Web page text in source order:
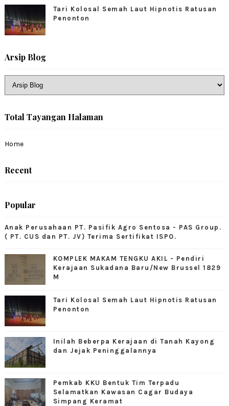
Tari Kolosal Semah Laut Hipnotis Ratusan
Penonton
Arsip Blog
Total Tayangan Halaman
Home
Recent
Popular
Anak Perusahaan PT. Pasifik Agro Sentosa - PAS Group.
( PT. CUS dan PT. JV) Terima Sertifikat ISPO.
KOMPLEK MAKAM TENGKU AKIL - Pendiri
Kerajaan Sukadana Baru/New Brussel 1829
M
Tari Kolosal Semah Laut Hipnotis Ratusan
Penonton
Inilah Beberpa Kerajaan di Tanah Kayong
dan Jejak Peninggalannya
Pemkab KKU Bentuk Tim Terpadu
Selamatkan Kawasan Cagar Budaya
Simpang Keramat